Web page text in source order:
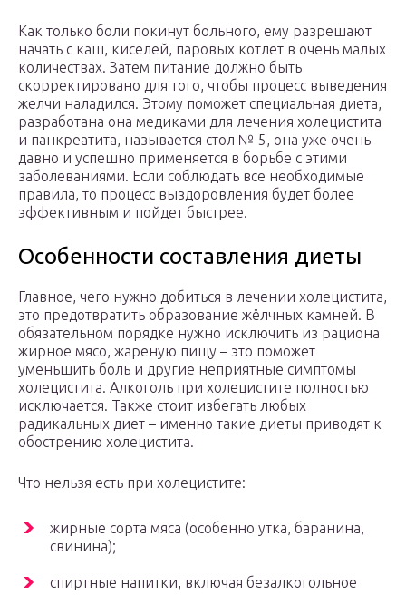
Как только боли покинут больного, ему разрешают
начать с каш, киселей, паровых котлет в очень малых
количествах. Затем питание должно быть
скорректировано для того, чтобы процесс выведения
желчи наладился. Этому поможет специальная диета,
разработана она медиками для лечения холецистита
и панкреатита, называется стол № 5, она уже очень
давно и успешно применяется в борьбе с этими
заболеваниями. Если соблюдать все необходимые
правила, то процесс выздоровления будет более
эффективным и пойдет быстрее.
Особенности составления диеты
Главное, чего нужно добиться в лечении холецистита,
это предотвратить образование жёлчных камней. В
обязательном порядке нужно исключить из рациона
жирное мясо, жареную пищу – это поможет
уменьшить боль и другие неприятные симптомы
холецистита. Алкоголь при холецистите полностью
исключается. Также стоит избегать любых
радикальных диет – именно такие диеты приводят к
обострению холецистита.
Что нельзя есть при холецистите:
жирные сорта мяса (особенно утка, баранина,
свинина);
спиртные напитки, включая безалкогольное